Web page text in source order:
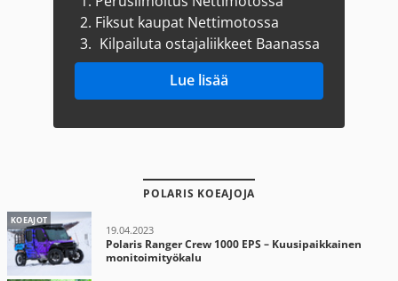
2. Fiksut kaupat Nettimotossa
3. Kilpailuta ostajaliikkeet Baanassa
Lue lisää
POLARIS KOEAJOJA
KOEAJOT
19.04.2023
Polaris Ranger Crew 1000 EPS – Kuusipaikkainen
monitoimityökalu